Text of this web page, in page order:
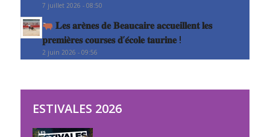
7 juillet 2026 - 08:50
𝐋𝐞𝐬 𝐚𝐫𝐞̀𝐧𝐞𝐬 𝐝𝐞 𝐁𝐞𝐚𝐮𝐜𝐚𝐢𝐫𝐞 𝐚𝐜𝐜𝐮𝐞𝐢𝐥𝐥𝐞𝐧𝐭 𝐥𝐞𝐬
𝐩𝐫𝐞𝐦𝐢𝐞̀𝐫𝐞𝐬 𝐜𝐨𝐮𝐫𝐬𝐞𝐬 𝐝’𝐞́𝐜𝐨𝐥𝐞 𝐭𝐚𝐮𝐫𝐢𝐧𝐞 !
2 juin 2026 - 09:56
ESTIVALES 2026